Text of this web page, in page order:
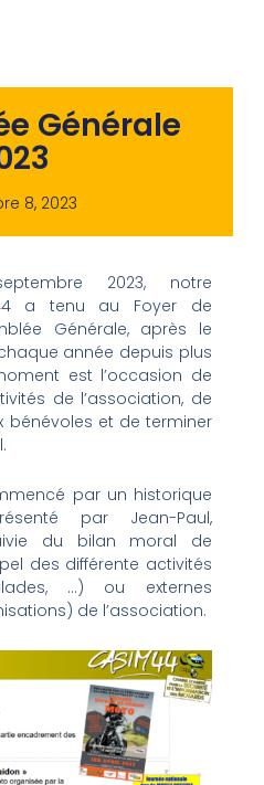
Générale
8, 2023
2023, notre
a tenu au Foyer de
Générale, après le
année depuis plus
est l’occasion de
de l’association, de
bénévoles et de terminer
par un historique
par Jean-Paul,
du bilan moral de
des différente activités
…) ou externes
de l’association.